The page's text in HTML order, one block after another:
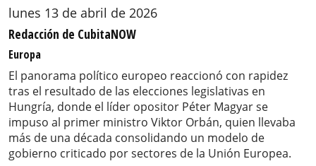
lunes 13 de abril de 2026
Redacción de CubitaNOW
Europa
El panorama político europeo reaccionó con rapidez
tras el resultado de las elecciones legislativas en
Hungría, donde el líder opositor Péter Magyar se
impuso al primer ministro Viktor Orbán, quien llevaba
más de una década consolidando un modelo de
gobierno criticado por sectores de la Unión Europea.